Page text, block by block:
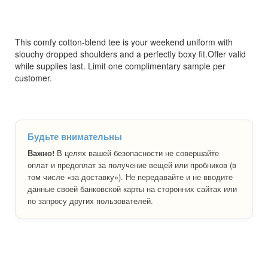
This comfy cotton-blend tee is your weekend uniform with
slouchy dropped shoulders and a perfectly boxy fit.Offer valid
while supplies last. Limit one complimentary sample per
customer.
Будьте внимательны
Важно! В целях вашей безопасности не совершайте
оплат и предоплат за получение вещей или пробников (в
том числе «за доставку»). Не передавайте и не вводите
данные своей банковской карты на сторонних сайтах или
по запросу других пользователей.